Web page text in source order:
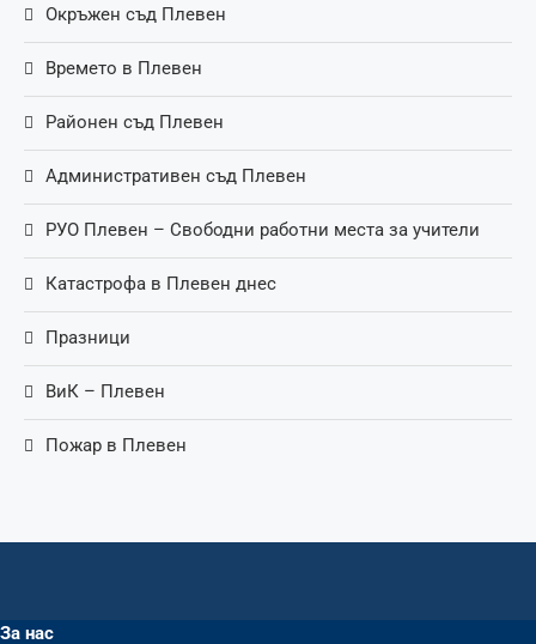
Окръжен съд Плевен
Времето в Плевен
Районен съд Плевен
Административен съд Плевен
РУО Плевен – Свободни работни места за учители
Катастрофа в Плевен днес
Празници
ВиК – Плевен
Пожар в Плевен
За нас